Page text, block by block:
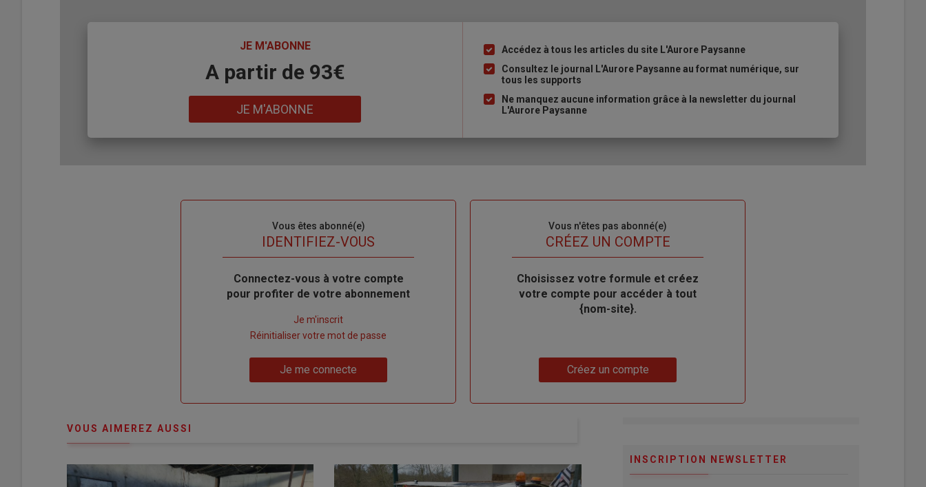
JE M'ABONNE
A partir de 93€
JE M'ABONNE
Liste
à
puce
Accédez à tous les articles du site L'Aurore Paysanne
Consultez le journal L'Aurore Paysanne au format numérique, sur
tous les supports
Ne manquez aucune information grâce à la newsletter du journal
L'Aurore Paysanne
Vous êtes abonné(e)
IDENTIFIEZ-VOUS
Body
Connectez-vous à votre compte
pour profiter de votre abonnement
compte"
Je m'inscrit
Réinitialiser votre mot de passe
Je me connecte
Vous n'êtes pas abonné(e)
TITRECRÉEZ UN COMPTE
Body
Choisissez votre formule et créez
votre compte pour accéder à tout
{nom-site}.
Créez un compte
VOUS AIMEREZ AUSSI
INSCRIPTION NEWSLETTER